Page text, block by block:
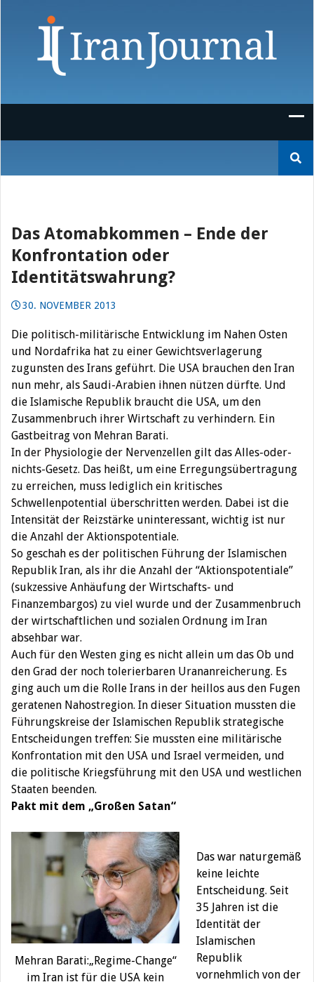
nach:
Das Atomabkommen – Ende der
Konfrontation oder
Identitätswahrung?
30. NOVEMBER 2013
Die politisch-militärische Entwicklung im Nahen Osten
und Nordafrika hat zu einer Gewichtsverlagerung
zugunsten des Irans geführt. Die USA brauchen den Iran
nun mehr, als Saudi-Arabien ihnen nützen dürfte. Und
die Islamische Republik braucht die USA, um den
Zusammenbruch ihrer Wirtschaft zu verhindern. Ein
Gastbeitrag von Mehran Barati.
In der Physiologie der Nervenzellen gilt das Alles-oder-
nichts-Gesetz. Das heißt, um eine Erregungsübertragung
zu erreichen, muss lediglich ein kritisches
Schwellenpotential überschritten werden. Dabei ist die
Intensität der Reizstärke uninteressant, wichtig ist nur
die Anzahl der Aktionspotentiale.
So geschah es der politischen Führung der Islamischen
Republik Iran, als ihr die Anzahl der “Aktionspotentiale”
(sukzessive Anhäufung der Wirtschafts- und
Finanzembargos) zu viel wurde und der Zusammenbruch
der wirtschaftlichen und sozialen Ordnung im Iran
absehbar war.
Auch für den Westen ging es nicht allein um das Ob und
den Grad der noch tolerierbaren Urananreicherung. Es
ging auch um die Rolle Irans in der heillos aus den Fugen
geratenen Nahostregion. In dieser Situation mussten die
Führungskreise der Islamischen Republik strategische
Entscheidungen treffen: Sie mussten eine militärische
Konfrontation mit den USA und Israel vermeiden, und
die politische Kriegsführung mit den USA und westlichen
Staaten beenden.
Pakt mit dem „Großen Satan“
Mehran Barati:„Regime-Change“
im Iran ist für die USA kein
Das war naturgemäß
keine leichte
Entscheidung. Seit
35 Jahren ist die
Identität der
Islamischen
Republik
vornehmlich von der